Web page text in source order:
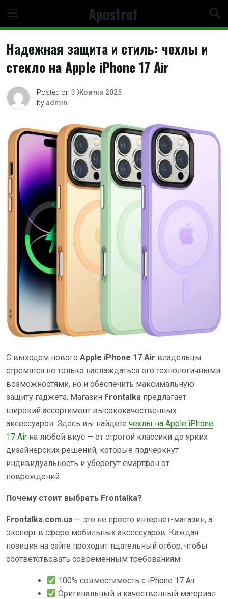
content
Apostrof
Надежная защита и стиль: чехлы и
стекло на Apple iPhone 17 Air
Posted on 3 Жовтня 2025
by admin
С выходом нового Apple iPhone 17 Air владельцы
стремятся не только наслаждаться его технологичными
возможностями, но и обеспечить максимальную
защиту гаджета. Магазин Frontalka предлагает
широкий ассортимент высококачественных
аксессуаров. Здесь вы найдете чехлы на Apple iPhone
17 Air на любой вкус — от строгой классики до ярких
дизайнерских решений, которые подчеркнут
индивидуальность и уберегут смартфон от
повреждений.
Почему стоит выбрать Frontalka?
Frontalka.com.ua — это не просто интернет-магазин, а
эксперт в сфере мобильных аксессуаров. Каждая
позиция на сайте проходит тщательный отбор, чтобы
соответствовать современным требованиям:
100% совместимость с iPhone 17 Air
Оригинальный и качественный материал